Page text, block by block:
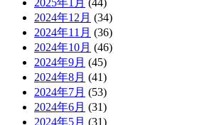
2025年1月 (44)
2024年12月 (34)
2024年11月 (36)
2024年10月 (46)
2024年9月 (45)
2024年8月 (41)
2024年7月 (53)
2024年6月 (31)
2024年5月 (31)